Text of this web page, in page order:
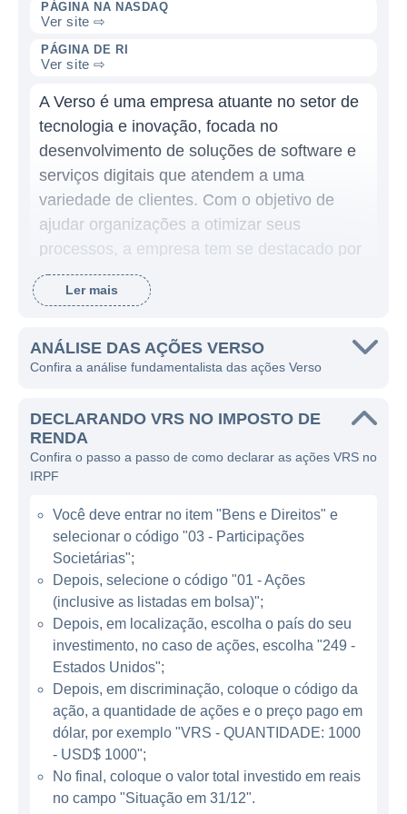
PÁGINA NA NASDAQ
Ver site ⇨
PÁGINA DE RI
Ver site ⇨
A Verso é uma empresa atuante no setor de
tecnologia e inovação, focada no
desenvolvimento de soluções de software e
serviços digitais que atendem a uma
variedade de clientes. Com o objetivo de
ajudar organizações a otimizar seus
processos, a empresa tem se destacado por
suas soluções personalizadas, que buscam
aumentar a eficiência e reduzir custos
vão desde software corporativo até soluções
específicas para setores como saúde,
A empresa ganha dinheiro principalmente
através da venda de licenças de software,
prestação de serviços de consultoria e
suporte técnico. Além disso, a Verso investe
em parcerias estratégicas com outras
empresas do setor para expandir seu
portfólio e alcançar novos mercados. Sua
atuação em um ambiente de constante
inovação e evolução tecnológica potencializa
seu crescimento e sustentabilidade no
mercado.
ATUAÇÃO DA VERSO
A Verso se destaca no mercado de
tecnologia, onde a demanda por inovação e
Ler mais
ANÁLISE DAS AÇÕES VERSO
Confira a análise fundamentalista das ações Verso
DECLARANDO VRS NO IMPOSTO DE
RENDA
Confira o passo a passo de como declarar as ações VRS no
IRPF
Você deve entrar no item "Bens e Direitos" e
selecionar o código "03 - Participações
Societárias";
Depois, selecione o código "01 - Ações
(inclusive as listadas em bolsa)";
Depois, em localização, escolha o país do seu
investimento, no caso de ações, escolha "249 -
Estados Unidos";
Depois, em discriminação, coloque o código da
ação, a quantidade de ações e o preço pago em
dólar, por exemplo "VRS - QUANTIDADE: 1000
- USD$ 1000";
No final, coloque o valor total investido em reais
no campo "Situação em 31/12".